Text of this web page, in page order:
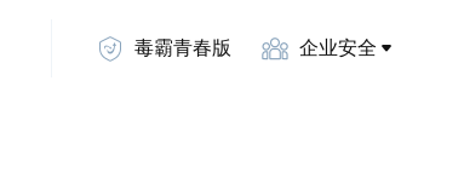
毒霸青春版 企业安全